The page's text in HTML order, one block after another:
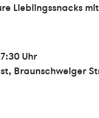
Lieblingssnacks
Uhr
Braunschweiger